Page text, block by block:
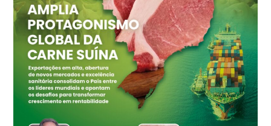
R$ 159,31
cx
Ovo Branco - Regional
Bastos (SP)
R$ 134,40
cx
Ovo Vermelho - Regional
Bastos (SP)